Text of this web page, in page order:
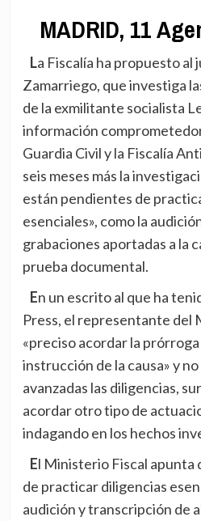
MADRID, 11
La Fiscalía ha propuesto al juez Arturo
Zamarriego, que investiga
de la exmilitante socialista
información
Guardia Civil y la Fiscalía
seis meses más la
están pendientes de
esenciales», como la
grabaciones aportadas a la
prueba documental.
En un escrito al que ha tenido acceso Europa
Press, el representante del
«preciso acordar la
instrucción de la causa» y
avanzadas las diligencias,
acordar otro tipo de
indagando en los hechos
El Ministerio Fiscal apunta que «están pendientes
de practicar diligencias
audición y transcripción de